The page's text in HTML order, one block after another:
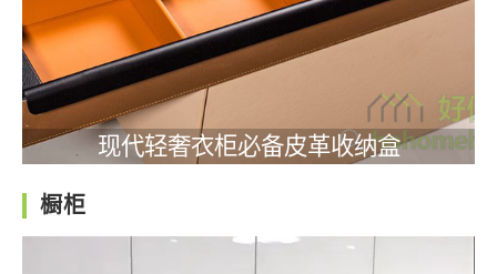
现代轻奢衣柜必备皮革收纳盒
橱柜